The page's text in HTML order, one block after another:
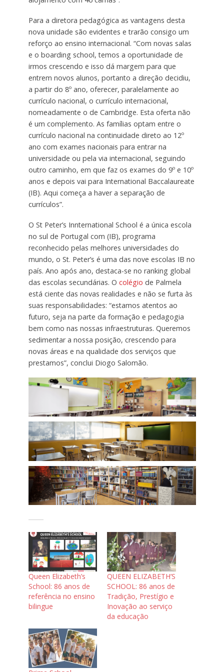
Para a diretora pedagógica as vantagens desta
nova unidade são evidentes e trarão consigo um
reforço ao ensino internacional. “Com novas salas
e o boarding school, temos a oportunidade de
irmos crescendo e isso dá margem para que
entrem novos alunos, portanto a direção decidiu,
a partir do 8º ano, oferecer, paralelamente ao
currículo nacional, o currículo internacional,
nomeadamente o de Cambridge. Esta oferta não
é um complemento. As famílias optam entre o
currículo nacional na continuidade direto ao 12º
ano com exames nacionais para entrar na
universidade ou pela via internacional, seguindo
outro caminho, em que faz os exames do 9º e 10º
anos e depois vai para International Baccalaureate
(IB). Aqui começa a haver a separação de
currículos”.
O St Peter’s Innternational School é a única escola
no sul de Portugal com (IB), programa
reconhecido pelas melhores universidades do
mundo, o St. Peter’s é uma das nove escolas IB no
país. Ano após ano, destaca-se no ranking global
das escolas secundárias. O colégio de Palmela
está ciente das novas realidades e não se furta às
suas responsabilidades: “estamos atentos ao
futuro, seja na parte da formação e pedagogia
bem como nas nossas infraestruturas. Queremos
sedimentar a nossa posição, crescendo para
novas áreas e na qualidade dos serviços que
prestamos”, conclui Diogo Salomão.
Queen Elizabeth’s
School: 86 anos de
referência no ensino
bilingue
QUEEN ELIZABETH’S
SCHOOL: 86 anos de
Tradição, Prestígio e
Inovação ao serviço
da educação